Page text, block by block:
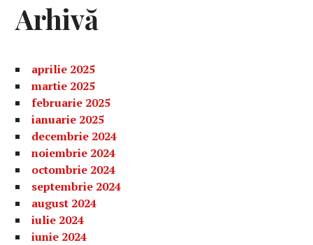
Arhivă
aprilie 2025
martie 2025
februarie 2025
ianuarie 2025
decembrie 2024
noiembrie 2024
octombrie 2024
septembrie 2024
august 2024
iulie 2024
iunie 2024